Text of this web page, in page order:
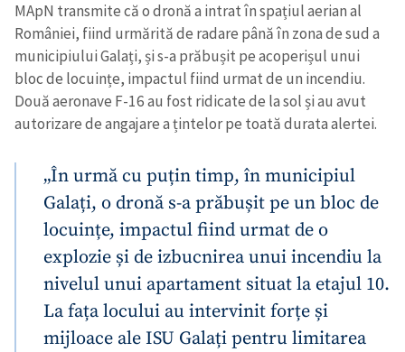
MApN transmite că o dronă a intrat în spațiul aerian al
României, fiind urmărită de radare până în zona de sud a
municipiului Galați, și s-a prăbușit pe acoperișul unui
bloc de locuințe, impactul fiind urmat de un incendiu.
Două aeronave F-16 au fost ridicate de la sol și au avut
autorizare de angajare a țintelor pe toată durata alertei.
„În urmă cu puțin timp, în municipiul
Galați, o dronă s-a prăbușit pe un bloc de
locuințe, impactul fiind urmat de o
explozie și de izbucnirea unui incendiu la
nivelul unui apartament situat la etajul 10.
La fața locului au intervinit forțe și
mijloace ale ISU Galați pentru limitarea